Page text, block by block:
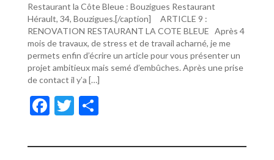
Restaurant la Côte Bleue : Bouzigues Restaurant
Hérault, 34, Bouzigues.[/caption] ARTICLE 9 :
RENOVATION RESTAURANT LA COTE BLEUE Après 4
mois de travaux, de stress et de travail acharné, je me
permets enfin d’écrire un article pour vous présenter un
projet ambitieux mais semé d’embûches. Après une prise
de contact il y’a […]
F
e
T
itt ta